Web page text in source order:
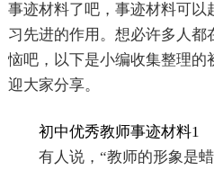
事迹材料了吧，事迹材料可以
习先进的作用。想必许多人
恼吧，以下是小编收集整理的
迎大家分享。
初中优秀教师事迹材料1
有人说，“教师的形象是